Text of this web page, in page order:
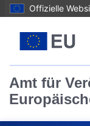
Offizielle
Amt für